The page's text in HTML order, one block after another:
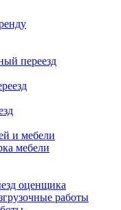
переезд
и мебели
мебели
оценщика
работы